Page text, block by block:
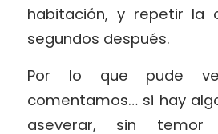
habitación, y repetir la
segundos después.
Por lo que pude
comentamos… si hay
aseverar, sin